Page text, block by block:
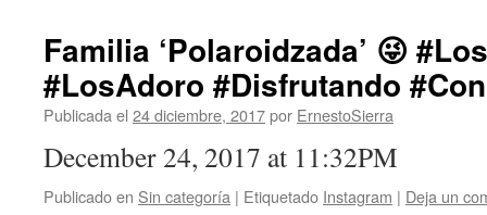
Familia ‘Polaroidzada’ 😜
#LosAdoro #Disfrutando
Publicada el 24 diciembre, 2017por ErnestoSierra
December 24, 2017 at 11:32PM
Publicado en Sin categoría | Etiquetado Instagram | Deja un